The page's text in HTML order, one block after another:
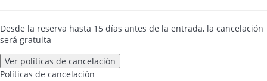
Desde la reserva hasta 15 días antes de la entrada, la cancelación
será gratuita
Ver políticas de cancelación
Políticas de cancelación